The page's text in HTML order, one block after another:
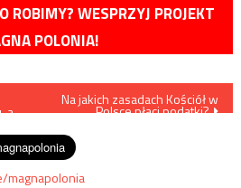
ROBIMY? WESPRZYJ PROJEKT
POLONIA!
a
Na jakich zasadach Kościół w
Polsce płaci podatki?
magnapolonia